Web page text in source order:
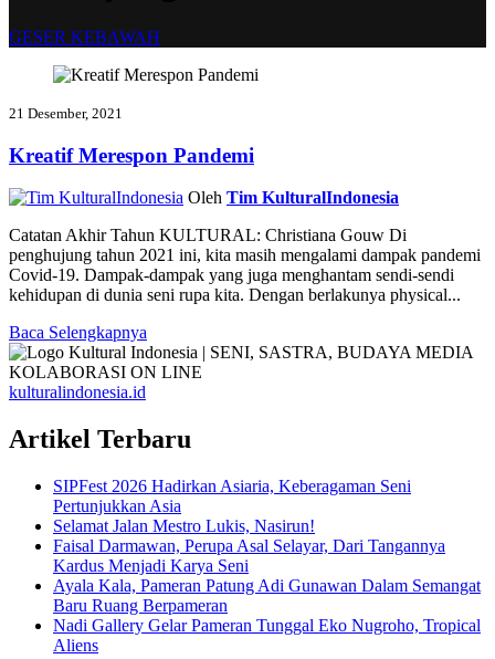
GESER KEBAWAH
21 Desember, 2021
Kreatif Merespon Pandemi
Oleh Tim KulturalIndonesia
Catatan Akhir Tahun KULTURAL: Christiana Gouw Di
penghujung tahun 2021 ini, kita masih mengalami dampak pandemi
Covid-19. Dampak-dampak yang juga menghantam sendi-sendi
kehidupan di dunia seni rupa kita. Dengan berlakunya physical...
Baca Selengkapnya
kulturalindonesia.id
Artikel Terbaru
SIPFest 2026 Hadirkan Asiaria, Keberagaman Seni
Pertunjukkan Asia
Selamat Jalan Mestro Lukis, Nasirun!
Faisal Darmawan, Perupa Asal Selayar, Dari Tangannya
Kardus Menjadi Karya Seni
Ayala Kala, Pameran Patung Adi Gunawan Dalam Semangat
Baru Ruang Berpameran
Nadi Gallery Gelar Pameran Tunggal Eko Nugroho, Tropical
Aliens